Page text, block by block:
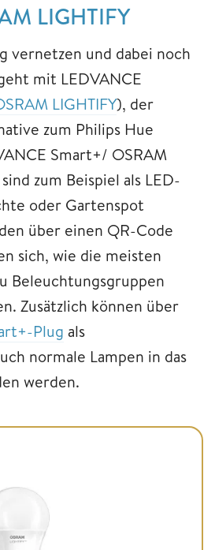
LIGHTIFY
vernetzen und dabei noch
mit LEDVANCE
LIGHTIFY), der
zum Philips Hue
Smart+/ OSRAM
zum Beispiel als LED-
oder Gartenspot
über einen QR-Code
sich, wie die meisten
Beleuchtungsgruppen
Zusätzlich können über
Plug als
normale Lampen in das
werden.